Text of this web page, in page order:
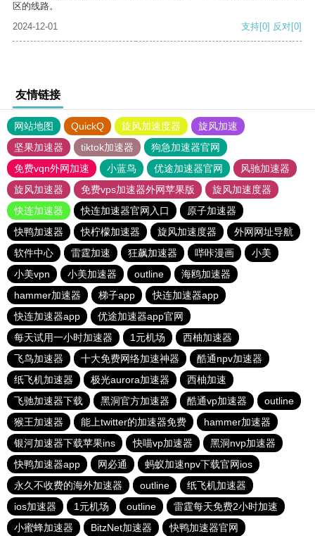
区的线路。
2024-12-01
支持[0] 反对[0]
友情链接
网站地图 QuickQ 旋风加速度器
旋风加速
坚果加速器
tiktok加速器
狗急加速器官网
免费vqn外网加速
小蓝鸟 优途加速器官网
风驰加速器
旋风加速器
免费vps加速器外网苹果版
旋风加速度器
快连加速器
快连加速器官网入口
原子加速器
快鸭加速器
快柠檬加速器 旋风加速度器
外网网址导航
软件中心
雷霆加速 狂飙加速器 哔咔漫画
小美
小美vpn
小美加速器 outline
海鸥加速器
hammer加速器
梯子app
快连加速器app
快连加速器app
优途加速器app官网
每天试用一小时加速器
1元机场
西柚加速器
飞鸟加速器
十大免费网络加速神器
酷通npv加速器
纸飞机加速器
极光aurora加速器
西柚加速
飞驰加速器下载
黑洞官方加速器 酷通vp加速器
outline
猴王加速器
能上twitter的加速器免费
hammer加速器
银河加速器下载苹果ins
快喵vp加速器
黑洞nvp加速器
快鸭加速器app
网必通
蚂蚁加速npv下载官网ios
永久不收费的海外加速器
outline
纸飞机加速器
ios加速器
1元机场 outline
雷霆每天免费2小时加速
小蜜蜂加速器
BitzNet加速器 快鸭加速器官网